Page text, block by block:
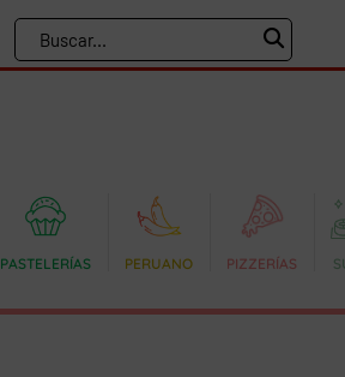
PASTELERÍAS PERUANO PIZZERÍAS